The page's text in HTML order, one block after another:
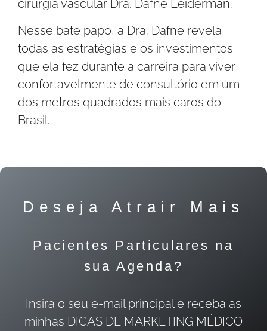
cirurgiã vascular Dra. Dafne Leiderman.
Nesse bate papo, a Dra. Dafne revela
todas as estratégias e os investimentos
que ela fez durante a carreira para viver
confortavelmente de consultório em um
dos metros quadrados mais caros do
Brasil.
Deseja Atrair Mais
Pacientes Particulares na
sua Agenda?
Insira o seu e-mail principal e receba as
minhas DICAS DE MARKETING MÉDICO